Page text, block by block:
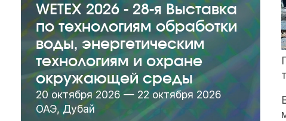
WETEX 2026 - 28-я Выставка
по технологиям обработки
воды, энергетическим
технологиям и охране
окружающей среды
20 октября 2026 — 22 октября 2026
ОАЭ, Дубай